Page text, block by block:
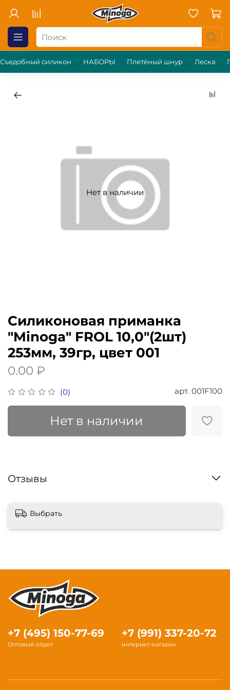
Съедобный силикон НАБОРЫ Плетёный шнур Леска
Нет в наличии
(0) арт. 001F100
Силиконовая приманка
"Minoga" FROL 10,0"(2шт)
253мм, 39гр, цвет 001
0.00 ₽
Нет в наличии
Отзывы
Выбрать
+7 (495) 150-77-69
Оптовый отдел
+7 (991) 337-20-72
интернет-магазин